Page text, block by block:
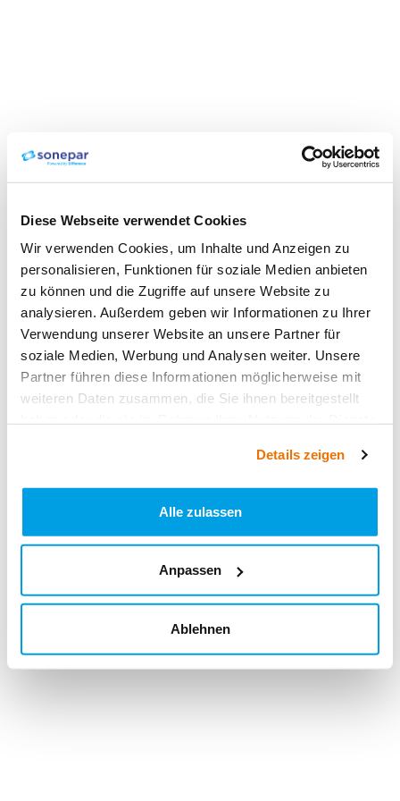
Diese Webseite verwendet Cookies
Wir verwenden Cookies, um Inhalte und Anzeigen zu
personalisieren, Funktionen für soziale Medien anbieten
zu können und die Zugriffe auf unsere Website zu
analysieren. Außerdem geben wir Informationen zu Ihrer
Verwendung unserer Website an unsere Partner für
soziale Medien, Werbung und Analysen weiter. Unsere
Partner führen diese Informationen möglicherweise mit
weiteren Daten zusammen, die Sie ihnen bereitgestellt
Details zeigen
Alle zulassen
Anpassen
Ablehnen